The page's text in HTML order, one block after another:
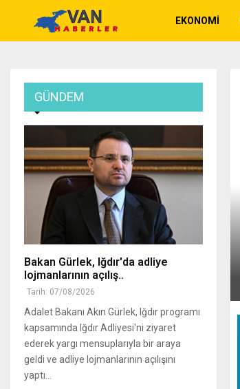
EKONOMI
GÜNDEM
Bakan Gürlek, Iğdır'da adliye
lojmanlarının açılış..
Tarih: 07/08/2026
Adalet Bakanı Akın Gürlek, Iğdır programı
kapsamında Iğdır Adliyesi'ni ziyaret
ederek yargı mensuplarıyla bir araya
geldi ve adliye lojmanlarının açılışını
yaptı...